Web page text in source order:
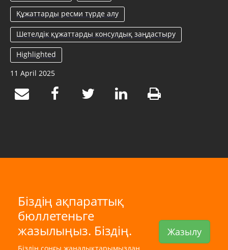
Құжаттарды ресми түрде алу
Шетелдік құжаттарды консулдық заңдастыру
Highlighted
11 April 2025
Біздің ақпараттық
бюллетеньге
жазылыңыз. Біздің.
Жазылу